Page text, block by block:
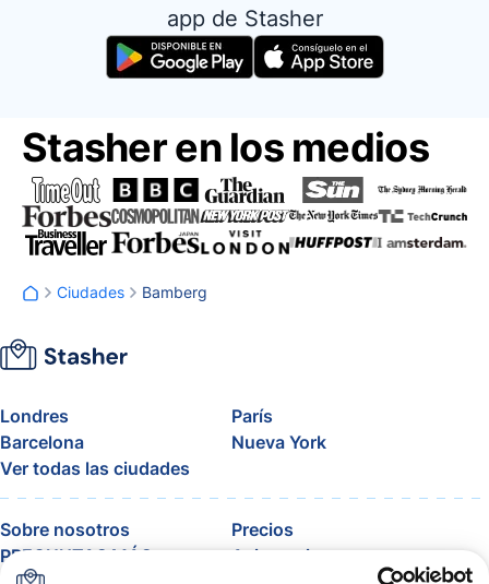
app de Stasher
Stasher en los medios
Ciudades Bamberg
Londres
París
Barcelona
Nueva York
Ver todas las ciudades
Sobre nosotros
Precios
PREGUNTAS MÁS
Asistencia